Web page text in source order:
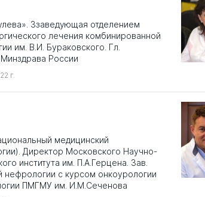
Ззаведующая отделением
лечения комбинированной
им. В.И. Бураковского. Гл.
России
г.
медицинский
Директор Московского Научно-
института им. П.А.Герцена. Зав.
нефрологии с курсом онкоурологии
ПМГМУ им. И.М.Сеченова